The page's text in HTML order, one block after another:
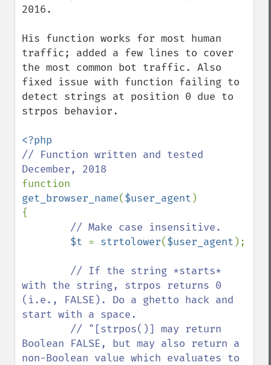
2016.
His function works for most human
traffic; added a few lines to cover
the most common bot traffic. Also
fixed issue with function failing to
detect strings at position 0 due to
strpos behavior.
// Function written and tested
get_browser_name($user_agent )
{
// Make case insensitive.
$t = strtolower($user_agent );
// If the string *starts*
with the string, strpos returns 0
(i.e., FALSE). Do a ghetto hack and
start with a space.
Boolean FALSE, but may also return a
non-Boolean value which evaluates to